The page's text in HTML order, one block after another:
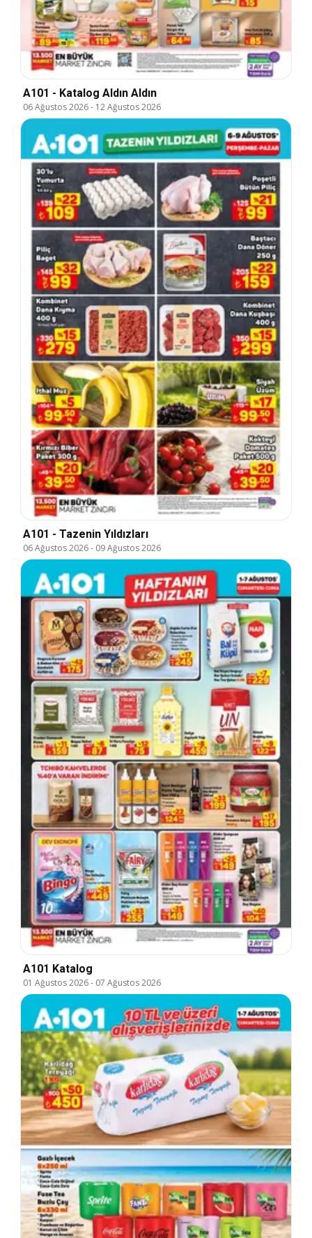
A101 - Katalog Aldın Aldın
06 Ağustos 2026- 12 Ağustos 2026
A101 - Tazenin Yıldızları
06 Ağustos 2026- 09 Ağustos 2026
A101 Katalog
01 Ağustos 2026- 07 Ağustos 2026